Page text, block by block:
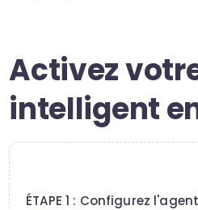
Activez
intelligent
ÉTAPE 1 : Configurez